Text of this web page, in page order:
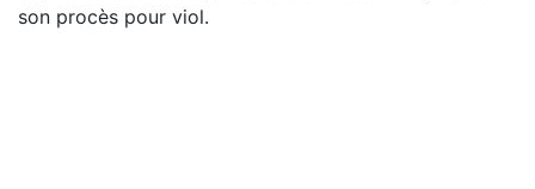
son procès pour viol.